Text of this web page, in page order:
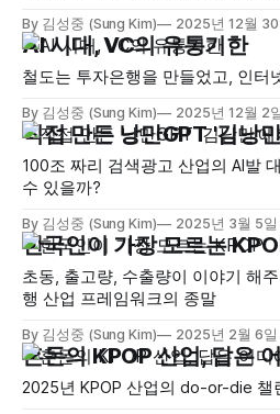
By 김성중 (Sung Kim) 2025년 12월 30
AI 시대, VC의 유통기한
철도는 투자은행을 만들었고, 인터
By 김성중 (Sung Kim) 2025년 12월 2
직접 만든 낭만GPT '김낭
100조 짜리 검색광고 산업의 AI발
수 있을까?
By 김성중 (Sung Kim) 2025년 3월 5일
한국인이 가장 모르는
초동, 출고량, 수출량이 이야기 해
행 산업 프레임워크의 종말
By 김성중 (Sung Kim) 2025년 2월 6일
혼돈의 KPOP 산업, 답은
2025년 KPOP 산업의 do-or-die 챌